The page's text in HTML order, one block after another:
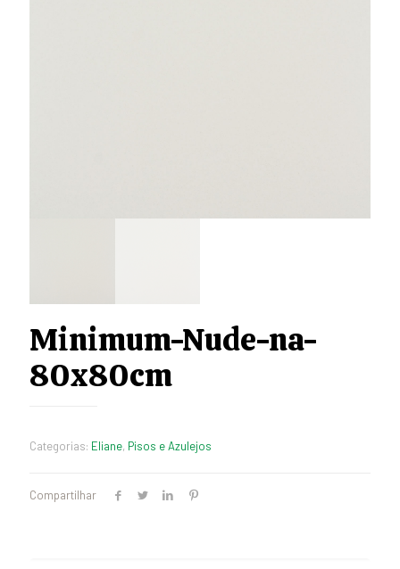
Minimum-Nude-na-
80x80cm
Categorias: Eliane, Pisos e Azulejos
Compartilhar